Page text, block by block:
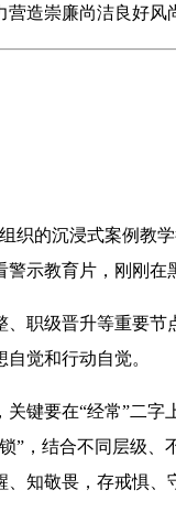
造崇廉尚洁良好风
的沉浸式案例教学
警示教育片，刚刚
级晋升等重要节
觉和行动自觉。
要在“经常”二字
”，结合不同层级
、知敬畏，存戒惧、